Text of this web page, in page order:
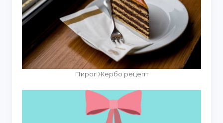
Пирог Жербо рецепт